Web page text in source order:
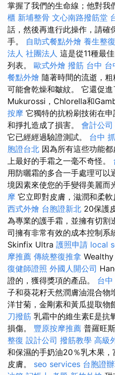
掌握了我們的生命線；他對我
櫃 新埔整骨 文心南路撥筋堂
話，然後再進行此操作，請確
手。 自助式餐點外燴 養生整
法人 社團法人 這是從11種最
列表。 歐式外燴 撥筋 台中 台
餐點外燴 隨著時間的流逝，
可能會乾燥和皺紋。 它還促
Mukurossi，Chlorella和
按摩 它獨特的抗粉刷技術在
和掙扎造成了損害。 會計公司
它已經經過驗證測試。 台中
胞證台北 因為所有這些功能
上最好的手霜之一毫不奇怪。
用防曬霜的多合一手處理可以
境因素來使您的手變得美麗而
摩 它立即對皮膚，滋潤和柔
西式外燴 台胞證新北 20保護
為專業的護手霜，並擁有切割
司擁有非常有效的成本控制系
Skinfix Ultra 護照申請 local
摩推薦 傳統整復推拿 Wealthy
復健師證照 外國人開公司
證的，獲得獎項的產品。 台
子和葵花籽天然潤膚油混合物
洋甘菊，金剛素和黃瓜提取物
刀撥筋 乳霜中的維生素E是抗
損傷。 豐原按摩推薦 普羅旺
整復 設計公司 撥筋教學 高級
和保濕的手奶油20％乳木果
皮膚。 seo services 台胞證